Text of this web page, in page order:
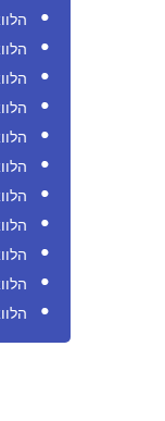
הלוואה
הלוואה
הלוואה